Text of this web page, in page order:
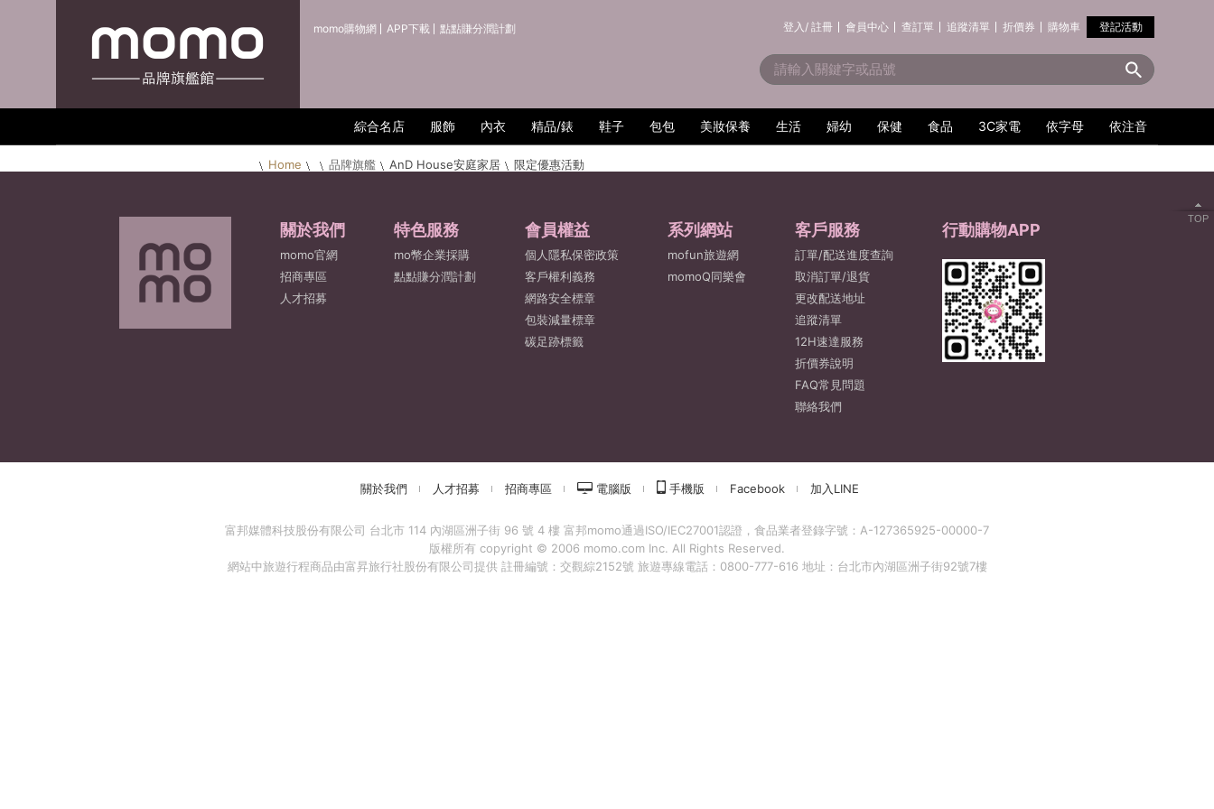
momo購物網 APP下載 點點賺分潤計劃 登記活動
登入/ 註冊 會員中心 查訂單 追蹤清單 折價券 購物車
綜合名店 服飾 內衣 精品/錶 鞋子 包包 美妝保養 生活 婦幼 保健 食品 3C家電 依字母 依注音
Home 品牌旗艦 AnD House安庭家居 限定優惠活動
TOP
關於我們
momo官網
招商專區
人才招募
特色服務
mo幣企業採購
點點賺分潤計劃
會員權益
個人隱私保密政策
客戶權利義務
網路安全標章
包裝減量標章
碳足跡標籤
系列網站
mofun旅遊網
momoQ同樂會
客戶服務
訂單/配送進度查詢
取消訂單/退貨
更改配送地址
追蹤清單
12H速達服務
折價券說明
FAQ常見問題
聯絡我們
行動購物APP
關於我們 人才招募 招商專區 電腦版 手機版 Facebook 加入LINE
富邦媒體科技股份有限公司 台北市 114 內湖區洲子街 96 號 4 樓 富邦momo通過ISO/IEC27001認證，食品業者登錄字號：A-127365925-00000-7
版權所有 copyright © 2006 momo.com Inc. All Rights Reserved.
網站中旅遊行程商品由富昇旅行社股份有限公司提供 註冊編號：交觀綜2152號 旅遊專線電話：0800-777-616 地址：台北市內湖區洲子街92號7樓